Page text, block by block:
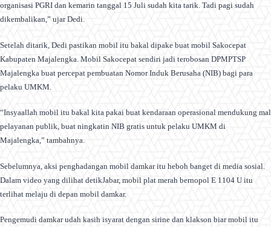
organisasi PGRI dan kemarin tanggal 15 Juli sudah kita tarik. Tadi pagi sudah
dikembalikan,” ujar Dedi.
Setelah ditarik, Dedi pastikan mobil itu bakal dipake buat mobil Sakocepat
Kabupaten Majalengka. Mobil Sakocepat sendiri jadi terobosan DPMPTSP
Majalengka buat percepat pembuatan Nomor Induk Berusaha (NIB) bagi para
pelaku UMKM.
“Insyaallah mobil itu bakal kita pakai buat kendaraan operasional mendukung mal
pelayanan publik, buat ningkatin NIB gratis untuk pelaku UMKM di
Majalengka,” tambahnya.
Sebelumnya, aksi penghadangan mobil damkar itu heboh banget di media sosial.
Dalam video yang dilihat detikJabar, mobil plat merah bernopol E 1104 U itu
terlihat melaju di depan mobil damkar.
Pengemudi damkar udah kasih isyarat dengan sirine dan klakson biar mobil itu